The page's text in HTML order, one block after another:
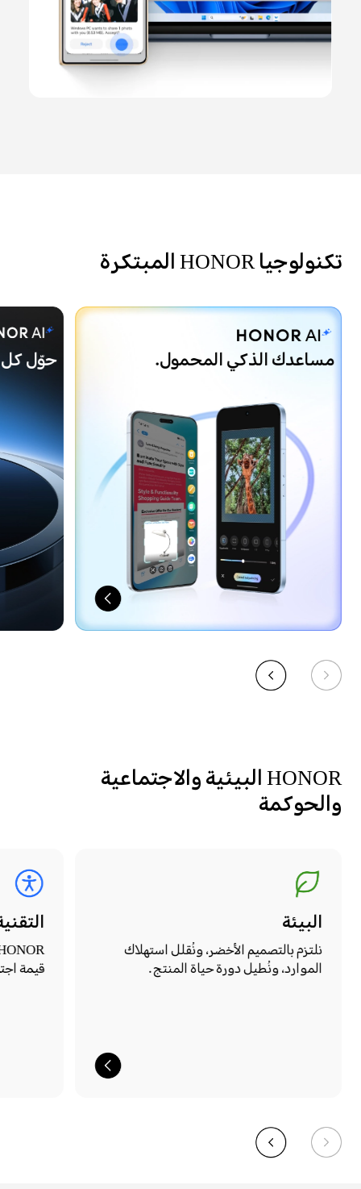
تكنولوجيا HONOR المبتكرة
مساعدك الذكي المحمول. حوّل كل
HONOR البيئية والاجتماعية
والحوكمة
البيئة
نلتزم بالتصميم الأخضر، ونُقلل استهلاك
الموارد، ونُطيل دورة حياة المنتج. قيمة